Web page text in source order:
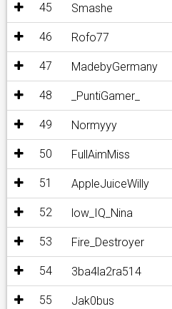
45 Smashe
46 Rofo77
47 MadebyGermany
48 _PuntiGamer_
49 Normyyy
50 FullAimMiss
51 AppleJuiceWilly
52 low_IQ_Nina
53 Fire_Destroyer
54 3ba4la2ra514
55 Jak0bus